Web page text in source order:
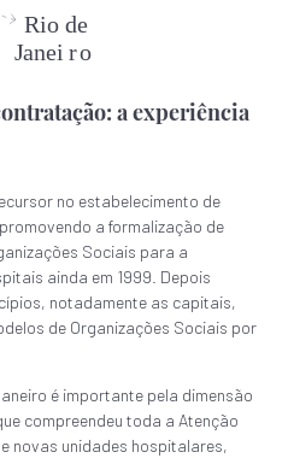
a experiência
no estabelecimento de
a formalização de
Sociais para a
ainda em 1999. Depois
notadamente as capitais,
de Organizações Sociais por
é importante pela dimensão
compreendeu toda a Atenção
novas unidades hospitalares,